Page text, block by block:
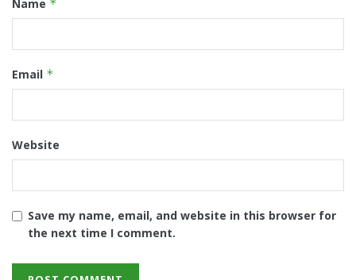
Name *
Email *
Website
Save my name, email, and website in this browser for
the next time I comment.